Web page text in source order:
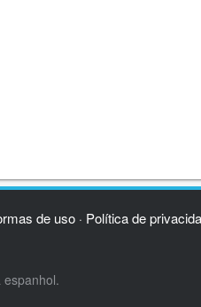
de uso· Política de